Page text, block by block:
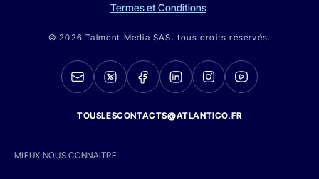
Termes et Conditions
© 2026 Talmont Media SAS. tous droits réservés.
TOUSLESCONTACTS@ATLANTICO.FR
MIEUX NOUS CONNAITRE